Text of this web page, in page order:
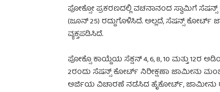
ಪೋಕ್ಸೋ ಪ್ರಕರಣದಲ್ಲಿ ವಚನಾನಂದ ಸ್ವಾಮಿಗೆ
(ಜೂನ್ 25) ರದ್ದುಗೊಳಿಸಿದೆ. ಅಲ್ಲದೆ, ಸೆಷನ್ಸ್ ಕೋರ್ಟ್
ವ್ಯಕ್ತಪಡಿಸಿದೆ.
ಪೋಕ್ಸೊ ಕಾಯ್ದೆಯ ಸೆಕ್ಷನ್ 4, 6, 8, 10 ಮತ್ತು 12ರ
2ರಂದು ಸೆಷನ್ಸ್ ಕೋರ್ಟ್ ನಿರೀಕ್ಷಣಾ ಜಾಮೀನು
ಅರ್ಜಿಯ ವಿಚಾರಣೆ ನಡೆಸಿದ ಹೈಕೋರ್ಟ್, ಜಾಮೀನು